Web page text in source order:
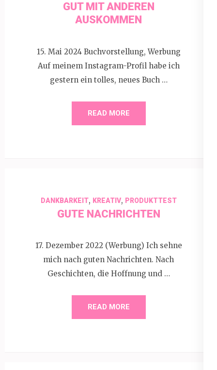
GUT MIT ANDEREN
AUSKOMMEN
15. Mai 2024 Buchvorstellung, Werbung
Auf meinem Instagram-Profil habe ich
gestern ein tolles, neues Buch …
READ MORE
DANKBARKEIT, KREATIV, PRODUKTTEST
GUTE NACHRICHTEN
17. Dezember 2022 (Werbung) Ich sehne
mich nach guten Nachrichten. Nach
Geschichten, die Hoffnung und …
READ MORE